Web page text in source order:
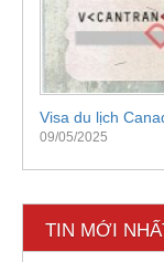
Visa du lịch
09/05/2025
TIN MỚI